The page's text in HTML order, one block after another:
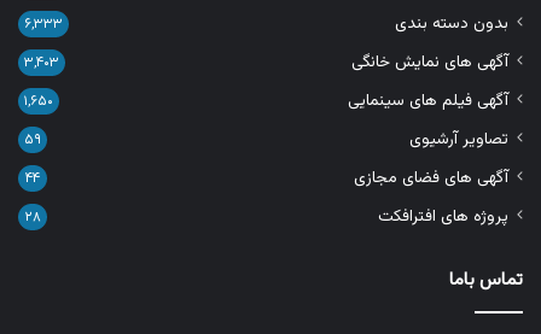
بدون دسته بندی ۶,۳۳۳
آگهی های نمایش خانگی ۳,۴۰۳
آگهی فیلم های سینمایی ۱,۶۵۰
تصاویر آرشیوی ۵۹
آگهی های فضای مجازی ۴۴
پروژه های افترافکت ۲۸
تماس باما